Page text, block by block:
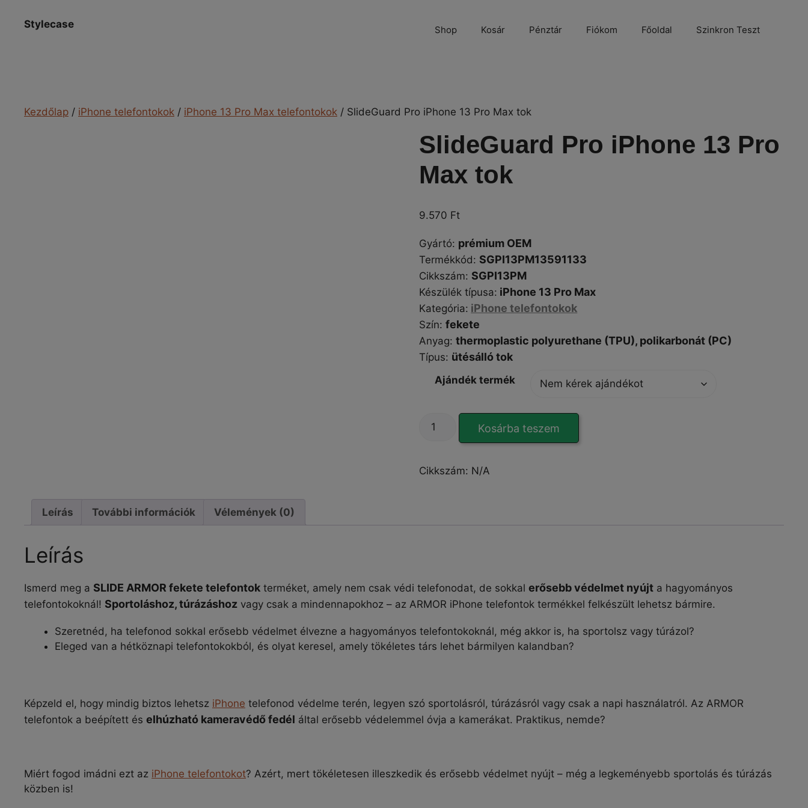
Stylecase Shop Kosár Pénztár Fiókom Főoldal Szinkron Teszt
Kezdőlap / iPhone telefontokok / iPhone 13 Pro Max telefontokok / SlideGuard Pro iPhone 13 Pro Max tok
SlideGuard Pro iPhone 13 Pro
Max tok
9.570 Ft
Gyártó: prémium OEM
Termékkód: SGPI13PM13591133
Cikkszám: SGPI13PM
Készülék típusa: iPhone 13 Pro Max
Kategória: iPhone telefontokok
Szín:fekete
Anyag:thermoplastic polyurethane (TPU), polikarbonát (PC)
Típus: ütésálló tok
Ajándék termék
SlideGuard
13
mennyiség
Kosárba teszem
Cikkszám: N/A
Leírás További információk Vélemények (0)
Leírás
Ismerd meg a SLIDE ARMOR fekete telefontok terméket, amely nem csak védi telefonodat, de sokkal erősebb védelmet nyújt a hagyományos
telefontokoknál! Sportoláshoz, túrázáshoz vagy csak a mindennapokhoz – az ARMOR iPhone telefontok termékkel felkészült lehetsz bármire.
Szeretnéd, ha telefonod sokkal erősebb védelmet élvezne a hagyományos telefontokoknál, még akkor is, ha sportolsz vagy túrázol?
Eleged van a hétköznapi telefontokokból, és olyat keresel, amely tökéletes társ lehet bármilyen kalandban?
Képzeld el, hogy mindig biztos lehetsz iPhone telefonod védelme terén, legyen szó sportolásról, túrázásról vagy csak a napi használatról. Az ARMOR
telefontok a beépített és elhúzható kameravédő fedél által erősebb védelemmel óvja a kamerákat. Praktikus, nemde?
Miért fogod imádni ezt az iPhone telefontokot? Azért, mert tökéletesen illeszkedik és erősebb védelmet nyújt – még a legkeményebb sportolás és túrázás
közben is!